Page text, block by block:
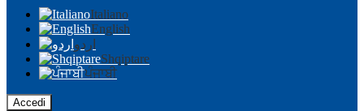
Italiano
English
اردو
Shqiptare
ਪੰਜਾਬੀ
Accedi